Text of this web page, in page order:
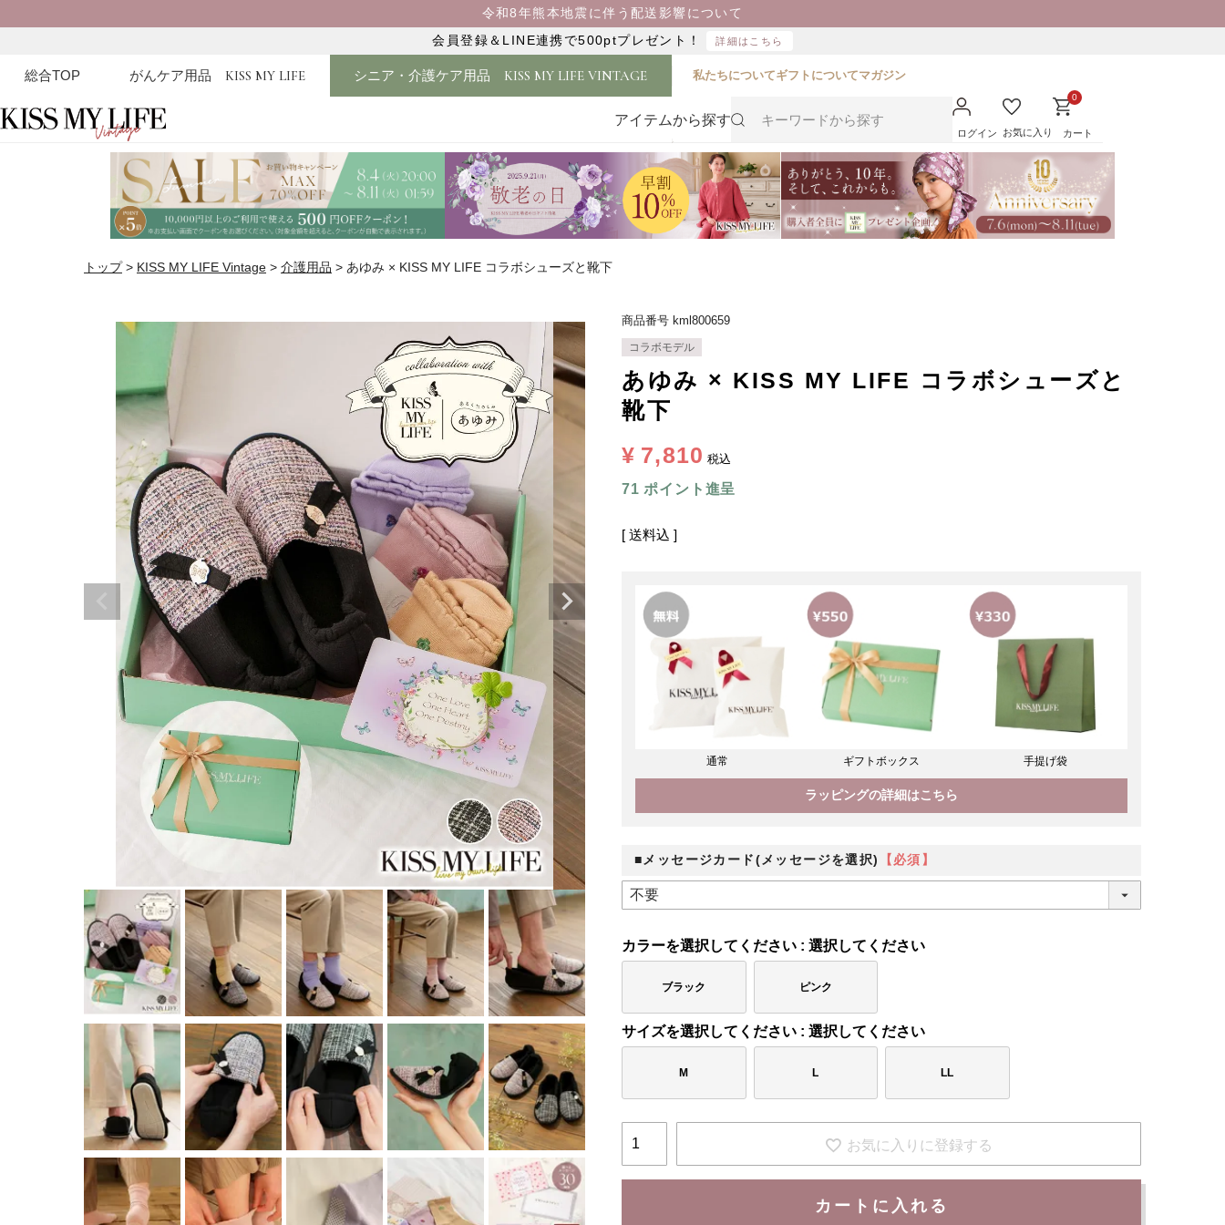
令和8年熊本地震に伴う配送影響について
会員登録＆LINE連携で500ptプレゼント！
詳細はこちら
総合TOP がんケア用品 KISS MY LIFE シニア・介護ケア用品 KISS MY LIFE VINTAGE 私たちについてギフトについてマガジン
アイテムから探す
ログイン お気に入り
0
カート
トップ KISS MY LIFE Vintage 介護用品 あゆみ × KISS MY LIFE コラボシューズと靴下
商品番号 kml800659
コラボモデル
あゆみ × KISS MY LIFE コラボシューズと
靴下
¥ 7,810 税込
71 ポイント進呈
送料込
通常 ギフトボックス 手提げ袋
ラッピングの詳細はこちら
■メッセージカード(メッセージを選択) 【必須】
カラー 選択してください
ブラック ピンク
サイズ 選択してください
M L LL
お気に入りに登録する
カートに入れる